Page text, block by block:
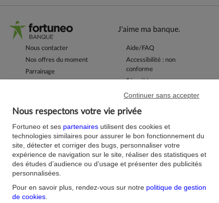
J'aime ma banque.
Nous contacter
Nos offres du moment
Parrainage
Nos engagements RSE
Recrutement
Conditions Générales
Glossaire -Banque au
quotidien
Aide/FAQ
Accessibilité : non
conforme
Sécurité
Nos formulaires
Mentions légales
Réglementations
Plan du site
Conditions Tarifaires
Politique de
Politique Cookies
Nous respectons votre vie privée
Fortuneo et ses partenaires utilisent des cookies et
technologies similaires pour assurer le bon fonctionnement du
site, détecter et corriger des bugs, personnaliser votre
expérience de navigation sur le site, réaliser des statistiques et
des études d’audience ou d’usage et présenter des publicités
personnalisées.
Pour en savoir plus, rendez-vous sur notre politique de gestion
de cookies.
Continuer sans accepter